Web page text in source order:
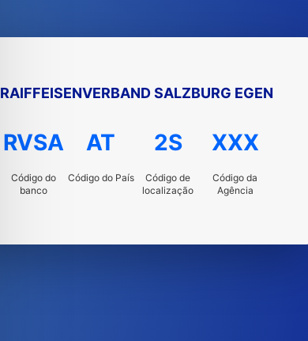
RAIFFEISENVERBAND SALZBURG EGEN
RVSA
Código do
banco
AT
Código do País
2S
Código de
localização
XXX
Código da
Agência